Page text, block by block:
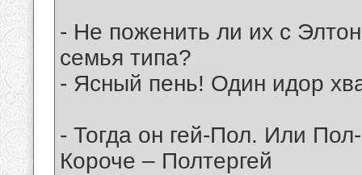
- Не поженить ли их с
семья типа?
- Ясный пень! Один идор
- Тогда он гей-Пол. Или
Короче – Полтергей